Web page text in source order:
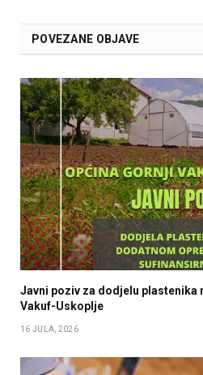
POVEZANE OBJAVE
Javni poziv za dodjelu plastenika
Vakuf-Uskoplje
16 JULA, 2026